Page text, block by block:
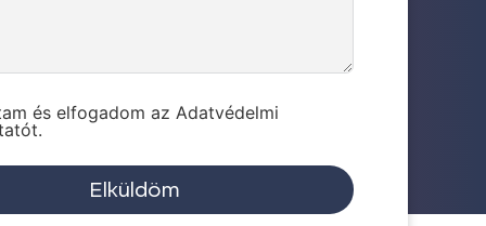
és elfogadom az Adatvédelmi
Elküldöm